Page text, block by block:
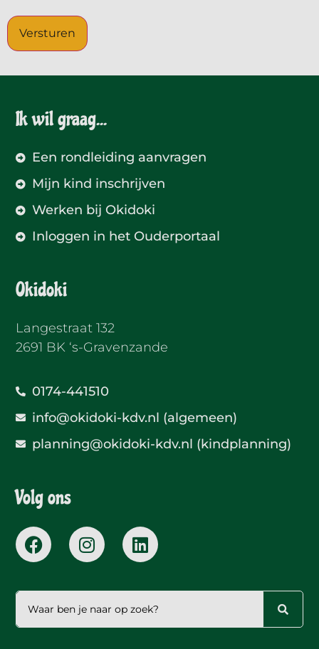
Ik wil graag...
Een rondleiding aanvragen
Mijn kind inschrijven
Werken bij Okidoki
Inloggen in het Ouderportaal
Okidoki
Langestraat 132
2691 BK ‘s-Gravenzande
0174-441510
info@okidoki-kdv.nl (algemeen)
planning@okidoki-kdv.nl (kindplanning)
Volg ons